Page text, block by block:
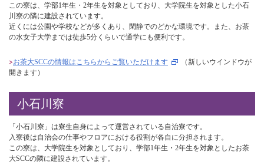
この寮は、学部1年生・2年生を対象としており、大学院生を対象とした小石
川寮の隣に建設されています。
近くには公園や学校などが多くあり、閑静でのどかな環境です。また、お茶
の水女子大学までは徒歩5分くらいで通学にも便利です。
お茶大SCCの情報はこちらからご覧いただけます
（新しいウインドウが
開きます）
小石川寮
「小石川寮」は寮生自身によって運営されている自治寮です。
入寮後は自治会の仕事やフロアにおける役割が各自に分担されます。
この寮は、大学院生を対象としており、学部1年生・2年生を対象としたお茶
大SCCの隣に建設されています。